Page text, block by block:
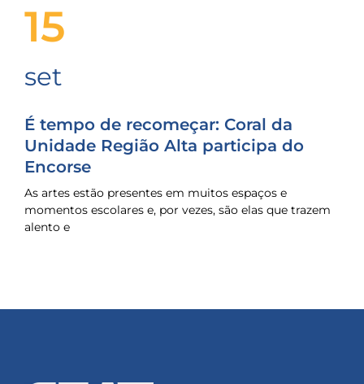
15
set
É tempo de recomeçar: Coral da
Unidade Região Alta participa do
Encorse
As artes estão presentes em muitos espaços e
momentos escolares e, por vezes, são elas que trazem
alento e